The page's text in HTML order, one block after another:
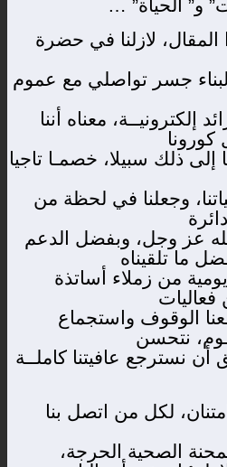
و” الحياة” …
لازلنا في حضرة
لبناء جسر تواصلي مع عموم
إلكترونيــة، معناه أننا
ذلك سبيلا، خصمـا تاجيا
وجعلنا في لحظة من
عز وجل، وبفضل الدعم
ما تلقيناه
من زملاء أساتذة
الوقوف واستجماع
نتحسن
أن نسترجع عافيتنا كاملــة
لكل من اتصل بنا
الصحية الحرجة،